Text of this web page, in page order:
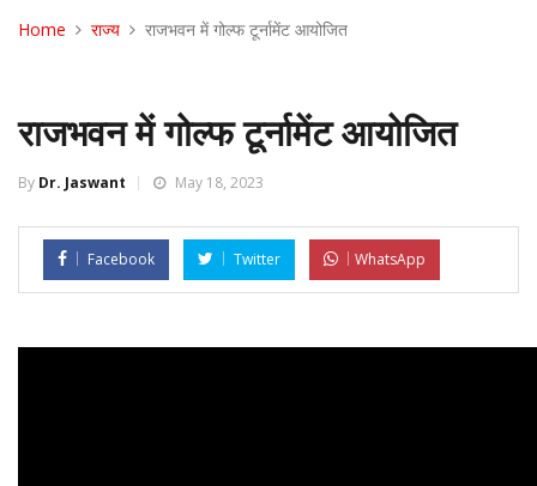
Home राज्य राजभवन में गोल्फ टूर्नामेंट आयोजित
राजभवन में गोल्फ टूर्नामेंट आयोजित
By Dr. Jaswant May 18, 2023
Facebook Twitter WhatsApp